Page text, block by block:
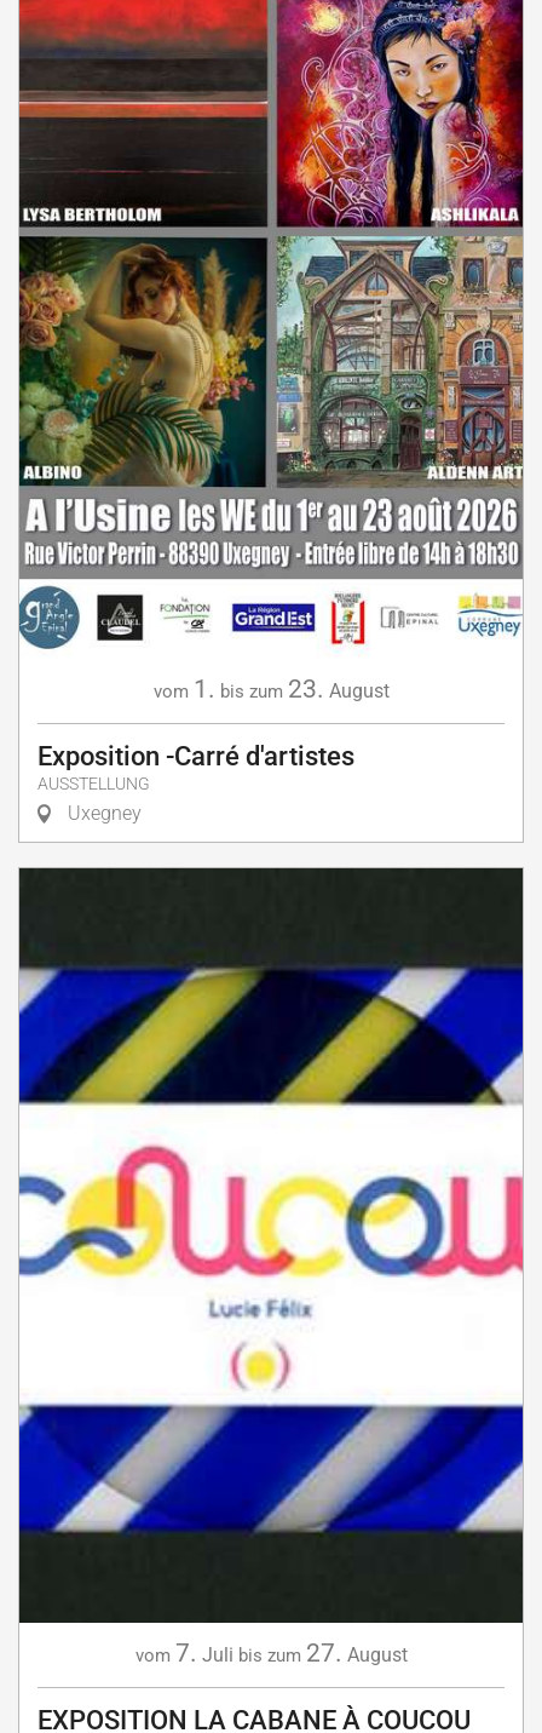
vom 1. bis zum 23. August
Exposition -Carré d'artistes
AUSSTELLUNG
Uxegney
vom 7. Juli bis zum 27. August
EXPOSITION LA CABANE À COUCOU